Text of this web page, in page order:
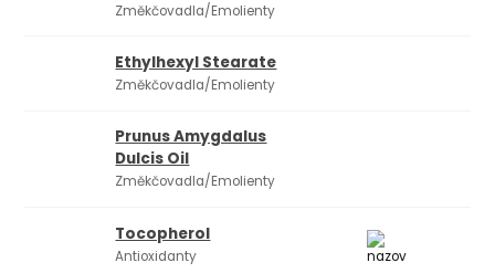
Změkčovadla/Emolienty
Ethylhexyl Stearate
Změkčovadla/Emolienty
Prunus Amygdalus
Dulcis Oil
Změkčovadla/Emolienty
Tocopherol
Antioxidanty